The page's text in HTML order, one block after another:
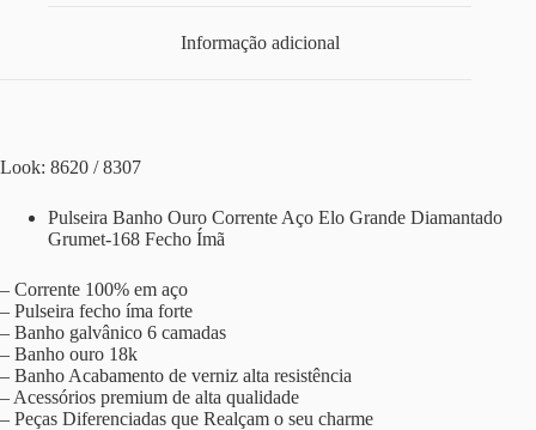
Informação adicional
Look: 8620 / 8307
Pulseira Banho Ouro Corrente Aço Elo Grande Diamantado
Grumet-168 Fecho Ímã
– Corrente 100% em aço
– Pulseira fecho íma forte
– Banho galvânico 6 camadas
– Banho ouro 18k
– Banho Acabamento de verniz alta resistência
– Acessórios premium de alta qualidade
– Peças Diferenciadas que Realçam o seu charme